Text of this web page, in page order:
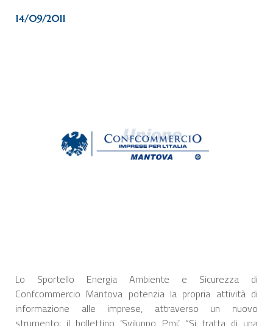
14/09/2011
Lo Sportello Energia Ambiente e Sicurezza di
Confcommercio Mantova potenzia la propria attività di
informazione alle imprese, attraverso un nuovo
strumento: il bollettino ‘Sviluppo Pmi’. “Si tratta di una